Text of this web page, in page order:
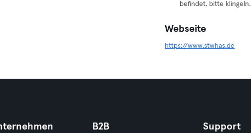
befindet, bitte klingeln.
Webseite
https://www.stwhas.de
B2B Support